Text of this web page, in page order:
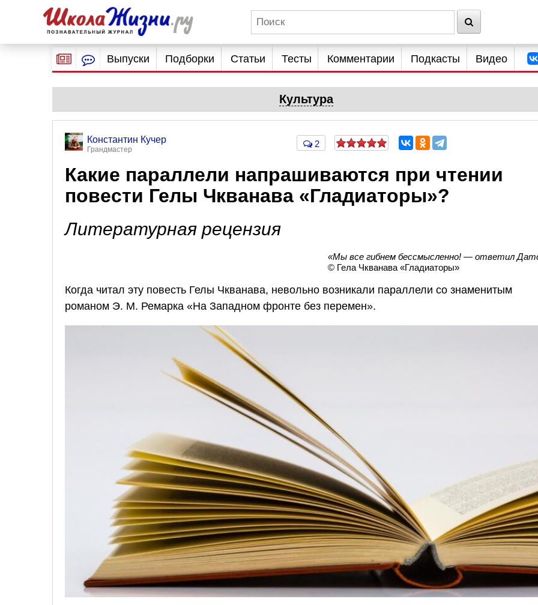
Выпуски Подборки Статьи Тесты Комментарии Подкасты Видео
Культура
Константин Кучер
Грандмастер
2
Какие параллели напрашиваются при чтении
повести Гелы Чкванава «Гладиаторы»?
Литературная рецензия
«Мы все гибнем бессмысленно! — ответил
© Гела Чкванава «Гладиаторы»
Когда читал эту повесть Гелы Чкванава, невольно возникали параллели со знаменитым
романом Э. М. Ремарка «На Западном фронте без перемен».